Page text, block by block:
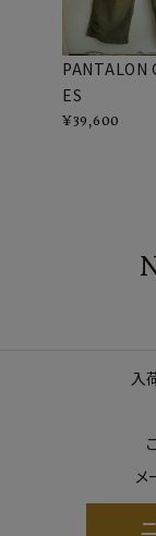
PANTALON
ES
¥39,600
入
メ